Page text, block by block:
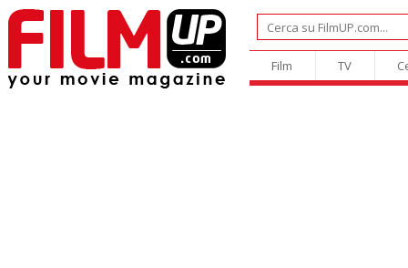
Film TV